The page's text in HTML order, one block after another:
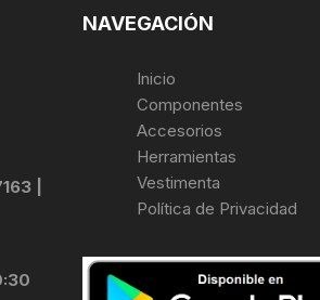
|
NAVEGACIÓN
Inicio
Componentes
Accesorios
Herramientas
Vestimenta
Política de Privacidad